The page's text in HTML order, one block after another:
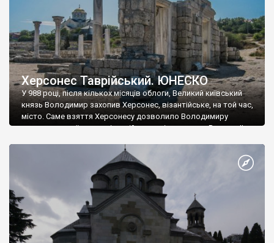
Херсонес Таврійський. ЮНЕСКО
У 988 році, після кількох місяців облоги, Великий київський
князь Володимир захопив Херсонес, візантійське, на той час,
місто. Саме взяття Херсонесу дозволило Володимиру
диктувати свої умови візантійському імператору Василю ІІ, та
Херсонесі Володимир-язичник, став Василем-християнином.
А потім було Хрещення Русі. На честь Херсонесу Таврійського